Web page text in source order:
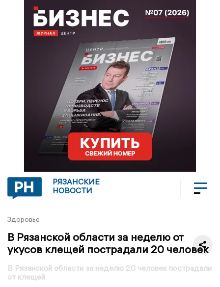
РЯЗАНСКИЕ
НОВОСТИ
Здоровье
В Рязанской области за неделю от
укусов клещей пострадали 20 человек
В Рязанской области за неделю 20 человек пострадали
от клещей